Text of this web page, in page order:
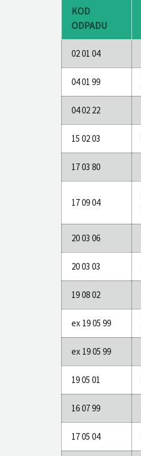
KOD
ODPADU
02 01 04
04 01 99
04 02 22
15 02 03
17 03 80
17 09 04
20 03 06
20 03 03
19 08 02
ex 19 05 99
ex 19 05 99
19 05 01
16 07 99
17 05 04